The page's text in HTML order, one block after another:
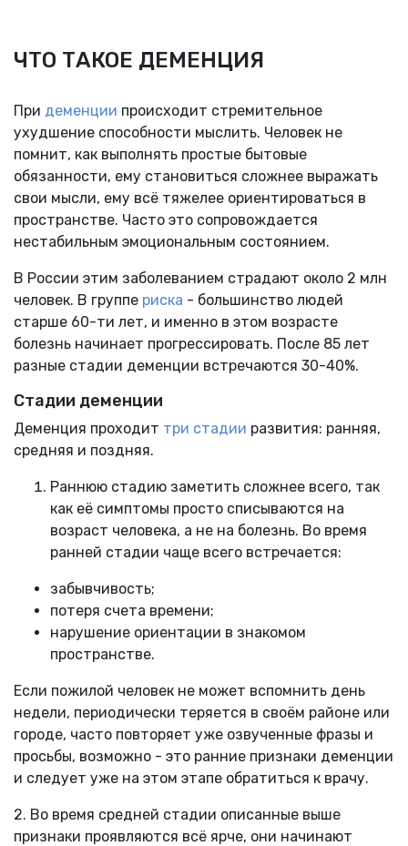
ЧТО ТАКОЕ ДЕМЕНЦИЯ
При деменции происходит стремительное
ухудшение способности мыслить. Человек не
помнит, как выполнять простые бытовые
обязанности, ему становиться сложнее выражать
свои мысли, ему всё тяжелее ориентироваться в
пространстве. Часто это сопровождается
нестабильным эмоциональным состоянием.
В России этим заболеванием страдают около 2 млн
человек. В группе риска - большинство людей
старше 60-ти лет, и именно в этом возрасте
болезнь начинает прогрессировать. После 85 лет
разные стадии деменции встречаются 30-40%.
Стадии деменции
Деменция проходит три стадии развития: ранняя,
средняя и поздняя.
Раннюю стадию заметить сложнее всего, так
как её симптомы просто списываются на
возраст человека, а не на болезнь. Во время
ранней стадии чаще всего встречается:
забывчивость;
потеря счета времени;
нарушение ориентации в знакомом
пространстве.
Если пожилой человек не может вспомнить день
недели, периодически теряется в своём районе или
городе, часто повторяет уже озвученные фразы и
просьбы, возможно - это ранние признаки деменции
и следует уже на этом этапе обратиться к врачу.
2. Во время средней стадии описанные выше
признаки проявляются всё ярче, они начинают